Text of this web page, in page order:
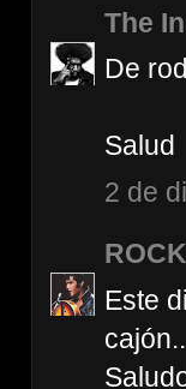
The
De
Salud
2 de
Este